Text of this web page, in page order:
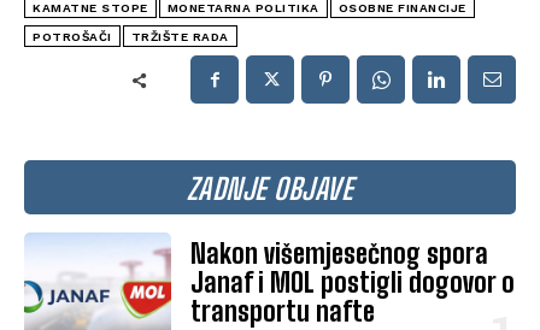
ZADNJE OBJAVE
Nakon višemjesečnog spora
Janaf i MOL postigli dogovor o
transportu nafte
KAMATNE STOPE MONETARNA POLITIKA OSOBNE FINANCIJE
POTROŠAČI TRŽIŠTE RADA